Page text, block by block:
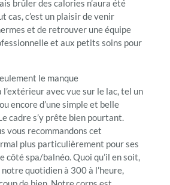
brûler des calories n’aura été
cas, c’est un plaisir de venir
et de retrouver une équipe
et aux petits soins pour
le manque
avec vue sur le lac, tel un
encore d’une simple et belle
cadre s’y prête bien pourtant.
vous recommandons cet
plus particulièrement pour ses
côté spa/balnéo. Quoi qu’il en soit,
quotidien à 300 à l’heure,